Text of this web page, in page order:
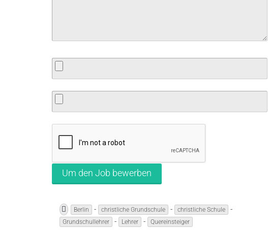
Berlin - christliche Grundschule - christliche Schule -
Grundschullehrer - Lehrer - Quereinsteiger